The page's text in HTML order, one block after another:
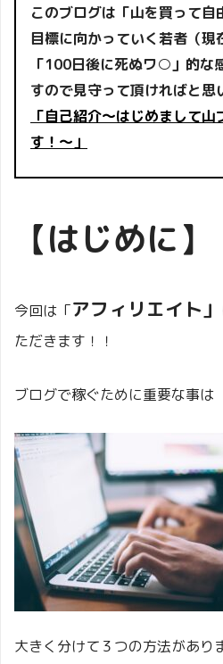
このブログは「山を買って自
目標に向かっていく若者（現
「100日後に死ぬワ○」的な
すので見守って頂ければと思
「自己紹介〜はじめまして
す！〜」
【はじめに】
今回は「アフィリエイト」
ただきます！！
ブログで稼ぐために重要な事は
大きく分けて３つの方法があり